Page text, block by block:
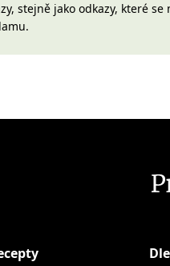
stejně jako odkazy, které